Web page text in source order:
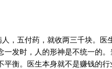
，五付药，就收两三千块。
发时，人的形神是不统一的
衡。医生本身就不是赚钱的行